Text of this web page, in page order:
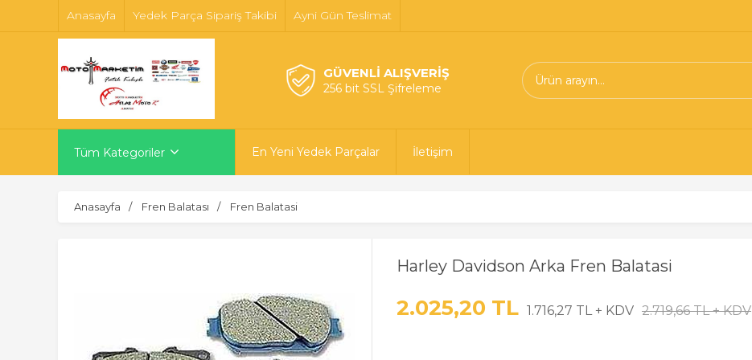
Anasayfa Yedek Parça Sipariş Takibi Ayni Gün Teslimat
GÜVENLİ ALIŞVERİŞ
256 bit SSL Şifreleme
Tüm Kategoriler En Yeni Yedek Parçalar İletişim
Anasayfa Fren Balatası Fren Balatasi
Harley Davidson Arka Fren Balatasi
2.025,20 TL 1.716,27 TL + KDV 2.719,66 TL + KDV